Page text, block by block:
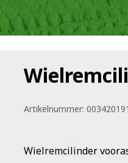
Artikelnummer:
Wielremcilinder